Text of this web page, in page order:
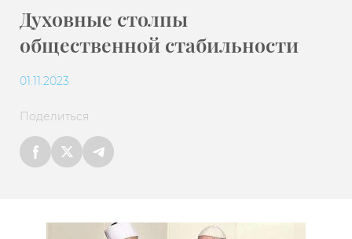
Духовные столпы
общественной стабильности
01.11.2023
Поделиться